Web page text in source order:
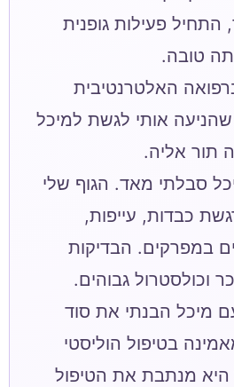
התחיל פעילות גופנית
האלטרנטיבית
שהניעה אותי לגשת למיכל
סבלתי מאד. הגוף שלי
כבדות, עייפות,
במפרקים. הבדיקות
מיכל הבנתי את סוד
בטיפול הוליסטי
היא מנתבת את הטיפול